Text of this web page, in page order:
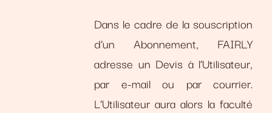
Dans le cadre de la souscription
d’un Abonnement, FAIRLY
adresse un Devis à l’Utilisateur,
par e-mail ou par courrier.
L’Utilisateur aura alors la faculté